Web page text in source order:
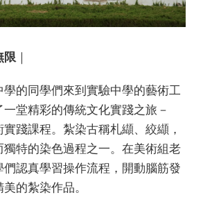
限
學的同學們來到實驗中學的藝術工
堂精彩的傳統文化實踐之旅－
實踐課程。紮染古稱札纈、絞纈，
獨特的染色過程之一。在美術組老
們認真學習操作流程，開動腦筋發
的紮染作品。